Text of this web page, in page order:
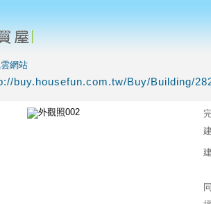
網站
buy.housefun.com.tw/Buy/Building/